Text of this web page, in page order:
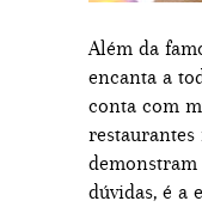
Além da
encanta a
conta com
demonstram
dúvidas, é a